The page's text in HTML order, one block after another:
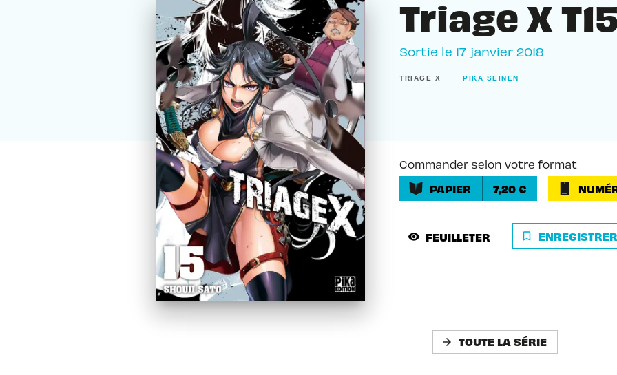
Triage X T15
Sortie le 17 janvier 2018
TRIAGE X PIKA SEINEN
Commander selon votre format
PAPIER
7,20 €
visibility FEUILLETER bookmark_border ENREGISTRER
arrow_forward TOUTE LA SÉRIE